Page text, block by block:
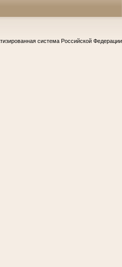
система Российской